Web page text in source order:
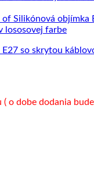
so skrytou
( o dobe dodania